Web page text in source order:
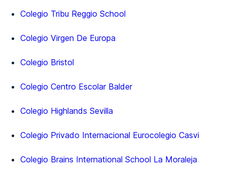
Colegio Tribu Reggio School
Colegio Virgen De Europa
Colegio Bristol
Colegio Centro Escolar Balder
Colegio Highlands Sevilla
Colegio Privado Internacional Eurocolegio Casvi
Colegio Brains International School La Moraleja